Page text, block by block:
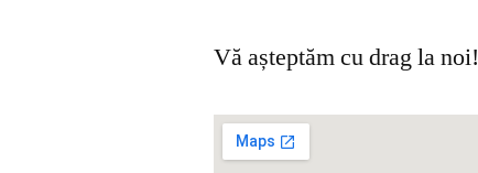
Vă așteptăm cu drag la noi!